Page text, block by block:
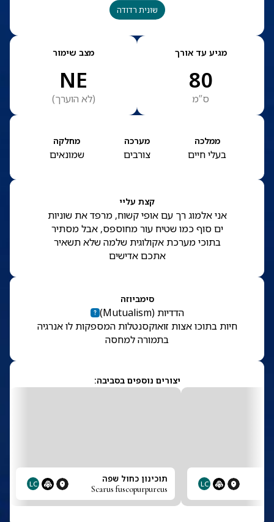
שונית רדודה
מגיע עד אורך
80
ס”מ
מצב שימור
NE
(לא הוערך)
ממלכה
בעלי חיים
מערכה
צורבים
מחלקה
שמונאים
קצת עליי
אני אלמוג רך עם אופי קשוח, מרפד את שוניות
ים סוף כמו שטיח עור מחוספס, אבל מסתיר
בתוכי מערכת אקולוגית שלמה שלא תשאיר
אתכם אדישים
סימביוזה
הדדיות (
Mutualism
)
חיות בתוכו אצות זואוקסנטלות המספקות לו אנרגיה
בתמורה למחסה
יצורים נוספים בסביבה:
LC תוכינון כחול שפה
Scarus fuscopurpureus
LC